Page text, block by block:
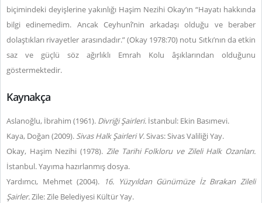
biçimindeki deyişlerine yakınlığı Haşim Nezihi Okay’ın “Hayatı hakkında
bilgi edinemedim. Ancak Ceyhunî’nin arkadaşı olduğu ve beraber
dolaştıkları rivayetler arasındadır.” (Okay 1978:70) notu Sıtkı’nın da etkin
saz ve güçlü söz ağırlıklı Emrah Kolu âşıklarından olduğunu
göstermektedir.
Kaynakça
Aslanoğlu, İbrahim (1961). Divriği Şairleri. İstanbul: Ekin Basımevi.
Kaya, Doğan (2009). Sivas Halk Şairleri V.Sivas: Sivas Valiliği Yay.
Okay, Haşim Nezihi (1978). Zile Tarihi Folkloru ve Zileli Halk Ozanları.
İstanbul. Yayıma hazırlanmış dosya.
Yardımcı, Mehmet (2004).
16. Yüzyıldan Günümüze İz Bırakan Zileli
Şairler.Zile:Zile Belediyesi Kültür Yay.